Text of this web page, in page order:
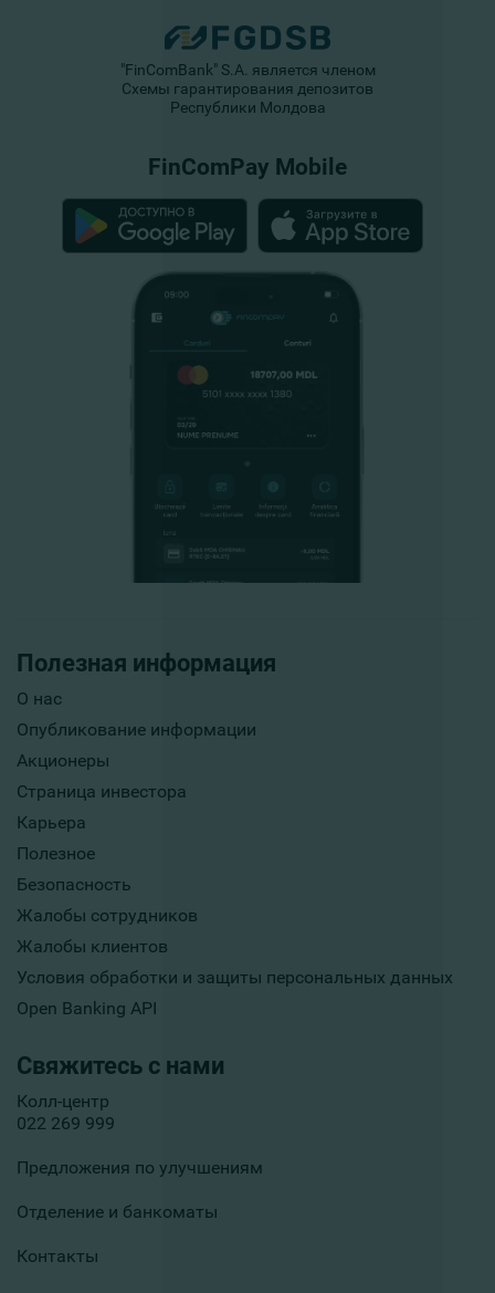
Полезная информация
О нас
Опубликование информации
Акционеры
Страница инвестора
Карьера
Полезное
Безопасность
Жалобы сотрудников
Жалобы клиентов
Условия обработки и защиты персональных данных
Open Banking API
Свяжитесь с нами
Колл-центр
022 269 999
Предложения по улучшениям
Отделение и банкоматы
Контакты
"FinComBank" S.A. является членом
Схемы гарантирования депозитов
Республики Молдова
FinComPay Mobile